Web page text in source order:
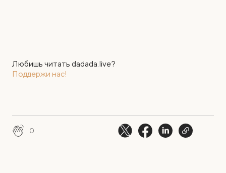
Любишь читать dadada.live?
Поддержи нас!
0